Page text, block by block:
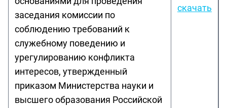
заседания комиссии по
соблюдению требований к
служебному поведению и
урегулированию конфликта
интересов, утвержденный
приказом Министерства науки и
высшего образования Российской
скачать